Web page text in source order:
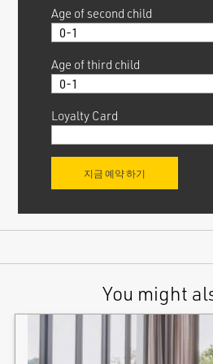
Age of second child
Age of third child
Loyalty Card
You might